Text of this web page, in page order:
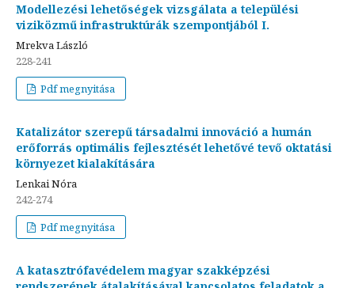
Modellezési lehetőségek vizsgálata a települési
viziközmű infrastruktúrák szempontjából I.
Mrekva László
228-241
Pdf megnyitása
Katalizátor szerepű társadalmi innováció a humán
erőforrás optimális fejlesztését lehetővé tevő oktatási
környezet kialakítására
Lenkai Nóra
242-274
Pdf megnyitása
A katasztrófavédelem magyar szakképzési